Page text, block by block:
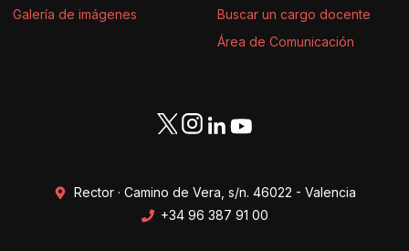
Galería de imágenes
Buscar un cargo docente
Área de Comunicación
Rector · Camino de Vera, s/n. 46022 - Valencia
+34 96 387 91 00